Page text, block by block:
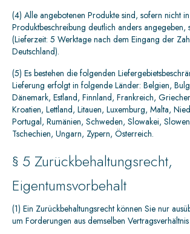
(4) Alle angebotenen Produkte sind, sofern nicht
Produktbeschreibung deutlich anders angegeben,
(Lieferzeit: 5 Werktage nach dem Eingang der
Deutschland).
(5) Es bestehen die folgenden
Lieferung erfolgt in folgende Länder: Belgien,
Dänemark, Estland, Finnland, Frankreich,
Kroatien, Lettland, Litauen, Luxemburg, Malta,
Portugal, Rumänien, Schweden, Slowakei,
Tschechien, Ungarn, Zypern, Österreich.
§ 5 Zurückbehaltungsrecht,
Eigentumsvorbehalt
(1) Ein Zurückbehaltungsrecht können Sie nur
um Forderungen aus demselben